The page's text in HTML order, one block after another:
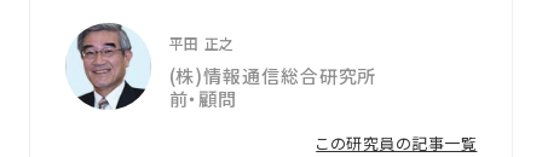
平田 正之
(株)情報通信総合研究所
前・顧問
この研究員の記事一覧